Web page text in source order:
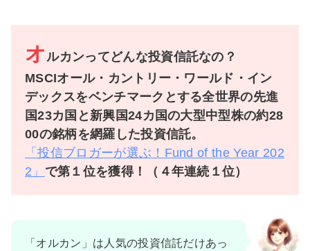
オルカンってどんな投資信託なの？
MSCIオール・カントリー・ワールド・イン
デックスをベンチマークとする全世界の先進
国23カ国と新興国24カ国の大型中型株の約28
00の銘柄を網羅した投資信託。
「投信ブロガーが選ぶ！Fund of the Year 202
2」 で第１位を獲得！（４年連続１位）
「オルカン」は人気の投資信託だけあっ